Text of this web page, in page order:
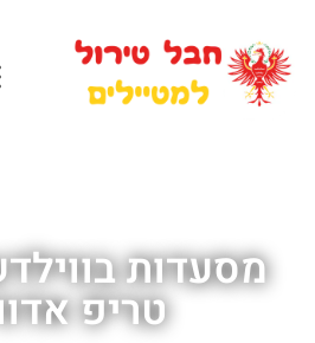
מסעדות
טריפ